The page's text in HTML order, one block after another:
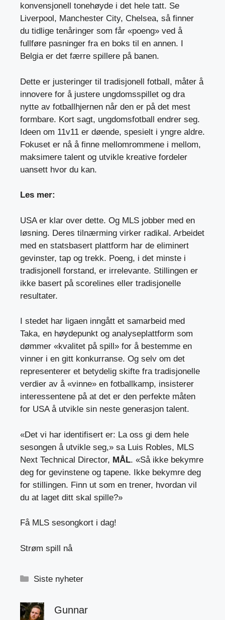
konvensjonell tonehøyde i det hele tatt. Se
Liverpool, Manchester City, Chelsea, så finner
du tidlige tenåringer som får «poeng» ved å
fullføre pasninger fra en boks til en annen. I
Belgia er det færre spillere på banen.
Dette er justeringer til tradisjonell fotball, måter å
innovere for å justere ungdomsspillet og dra
nytte av fotballhjernen når den er på det mest
formbare. Kort sagt, ungdomsfotball endrer seg.
Ideen om 11v11 er døende, spesielt i yngre aldre.
Fokuset er nå å finne mellomrommene i mellom,
maksimere talent og utvikle kreative fordeler
uansett hvor du kan.
Les mer:
USA er klar over dette. Og MLS jobber med en
løsning. Deres tilnærming virker radikal. Arbeidet
med en statsbasert plattform har de eliminert
gevinster, tap og trekk. Poeng, i det minste i
tradisjonell forstand, er irrelevante. Stillingen er
ikke basert på scorelines eller tradisjonelle
resultater.
I stedet har ligaen inngått et samarbeid med
Taka, en høydepunkt og analyseplattform som
dømmer «kvalitet på spill» for å bestemme en
vinner i en gitt konkurranse. Og selv om det
representerer et betydelig skifte fra tradisjonelle
verdier av å «vinne» en fotballkamp, ​​insisterer
interessentene på at det er den perfekte måten
for USA å utvikle sin neste generasjon talent.
«Det vi har identifisert er: La oss gi dem hele
sesongen å utvikle seg,» sa Luis Robles, MLS
Next Technical Director, MÅL. «Så ikke bekymre
deg for gevinstene og tapene. Ikke bekymre deg
for stillingen. Finn ut som en trener, hvordan vil
du at laget ditt skal spille?»
Få MLS sesongkort i dag!
Strøm spill nå
Kategorier
Siste nyheter
Gunnar